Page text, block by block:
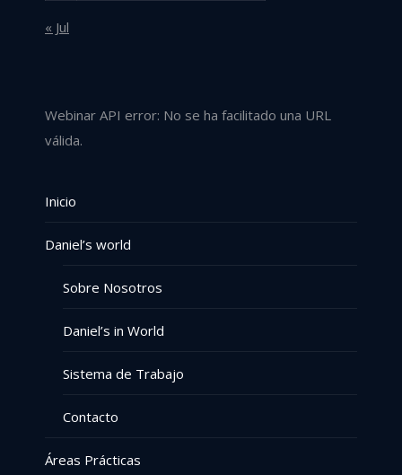
« Jul
Webinar API error: No se ha facilitado una URL
válida.
Inicio
Daniel’s world
Sobre Nosotros
Daniel’s in World
Sistema de Trabajo
Contacto
Áreas Prácticas